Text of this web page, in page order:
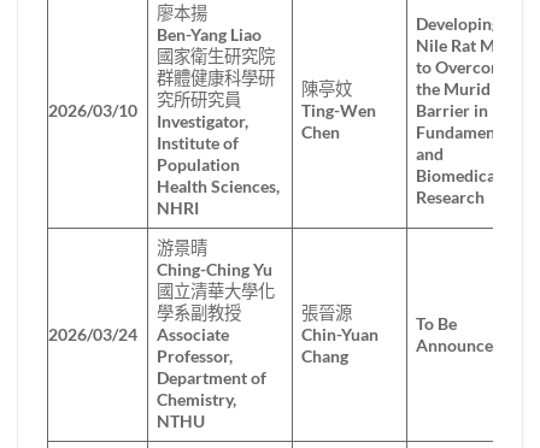
2026/03/10
廖本揚
Ben-Yang Liao
國家衛生研究院
群體健康科學研
究所研究員
Investigator,
Institute of
Population
Health Sciences,
NHRI
陳亭妏
Ting-Wen
Chen
Developing the
Nile Rat Model
to Overcome
the Murid
Barrier in
Fundamental
and
Biomedical
Research
2026/03/24
游景晴
Ching-Ching Yu
國立清華大學化
學系副教授
Associate
Professor,
Department of
Chemistry,
NTHU
張晉源
Chin-Yuan
Chang
To Be
Announced